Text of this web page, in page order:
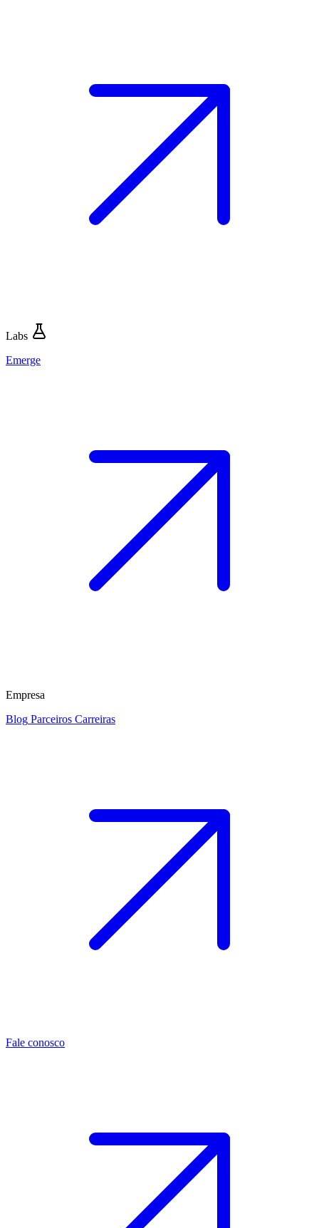
Labs
Emerge
Empresa
Blog Parceiros Carreiras
Fale conosco